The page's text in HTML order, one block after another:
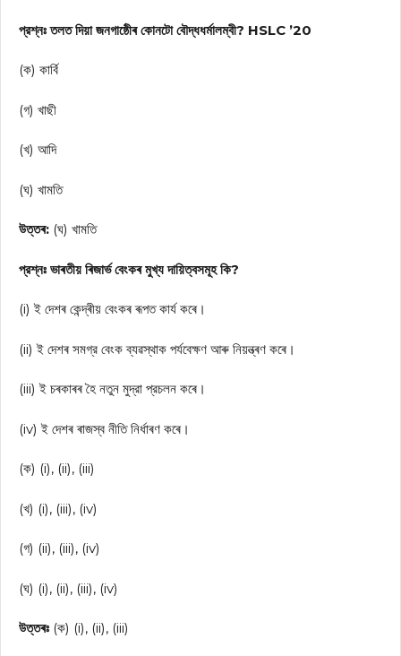
প্রশ্নঃ তলত দিয়া জনগাষ্ঠেীৰ কোনটো বৌদ্ধধর্মালম্বী? HSLC ’20
(ক) কার্বি
(গ) খাছী
(খ) আদি
(ঘ) খামতি
উত্তৰ: (ঘ) খামতি
প্রশ্নঃ ভাৰতীয় ৰিজার্ভ বেংকৰ মুখ্য দায়িত্বসমূহ কি?
(i) ই দেশৰ কেন্দ্ৰীয় বেংকৰ ৰূপত কাৰ্য কৰে।
(ii) ই দেশৰ সমগ্র বেংক ব্যৱস্থাক পর্যবেক্ষণ আৰু নিয়ন্ত্ৰণ কৰে।
(iii) ই চৰকাৰৰ হৈ নতুন মুদ্রা প্রচলন কৰে।
(iv) ই দেশৰ ৰাজস্ব নীতি নির্ধাৰণ কৰে।
(ক) (i), (ii), (iii)
(খ) (i), (iii), (iv)
(গ) (ii), (iii), (iv)
(ঘ) (i), (ii), (iii), (iv)
উত্তৰঃ (ক) (i), (ii), (iii)